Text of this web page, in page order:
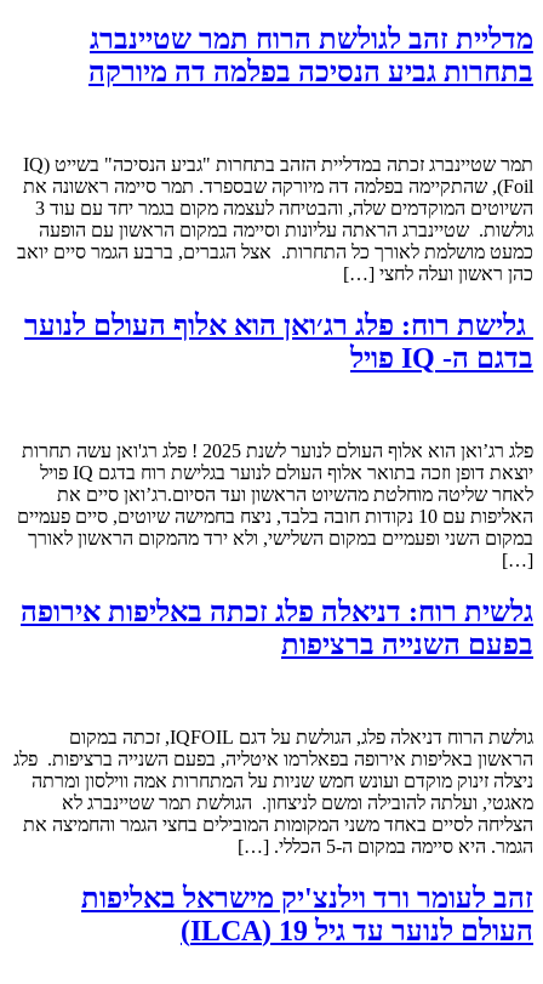
מדליית זהב לגולשת הרוח תמר שטיינברג
בתחרות גביע הנסיכה בפלמה דה מיורקה
תמר שטיינברג זכתה במדליית הזהב בתחרות "גביע הנסיכה" בשייט (IQ
Foil), שהתקיימה בפלמה דה מיורקה שבספרד. תמר סיימה ראשונה את
השיוטים המוקדמים שלה, והבטיחה לעצמה מקום בגמר יחד עם עוד 3
גולשות. שטיינברג הראתה עליונות וסיימה במקום הראשון עם הופעה
כמעט מושלמת לאורך כל התחרות. אצל הגברים, ברבע הגמר סיים יואב
כהן ראשון ועלה לחצי […]
⁨ גלישת רוח: פלג רג׳ואן ‏הוא אלוף העולם לנוער
בדגם ה- IQ פויל
פלג רג’ואן הוא אלוף העולם לנוער לשנת 2025 ! פלג רג'ואן עשה תחרות
יוצאת דופן וזכה בתואר אלוף העולם לנוער בגלישת רוח בדגם IQ פויל
לאחר שליטה מוחלטת מהשיוט הראשון ועד הסיום.רג’ואן סיים את
האליפות עם 10 נקודות חובה בלבד, ניצח בחמישה שיוטים, סיים פעמיים
במקום השני ופעמיים במקום השלישי, ולא ירד מהמקום הראשון לאורך
[…]
גלשית רוח: דניאלה פלג זכתה באליפות אירופה
בפעם השנייה ברציפות
גולשת הרוח דניאלה פלג, הגולשת על דגם IQFOIL, זכתה במקום
הראשון באליפות אירופה בפאלרמו איטליה, בפעם השנייה ברציפות. פלג
ניצלה זינוק מוקדם ועונש חמש שניות על המתחרות אמה ווילסון ומרתה
מאגטי, ועלתה להובילה ומשם לניצחון. הגולשת תמר שטיינברג לא
הצליחה לסיים באחד משני המקומות המובילים בחצי הגמר והחמיצה את
הגמר. היא סיימה במקום ה-5 הכללי. […]
זהב לעומר ורד וילנצ'יק מישראל באליפות
העולם לנוער עד גיל 19 (ILCA)